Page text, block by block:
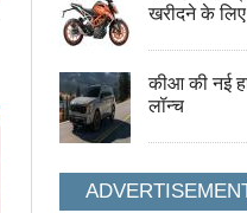
सुनील दत्त के कारण मिला बॉलीवुड
कॉमेडियन जॉनी लीवर
खरीदने के
कीआ की नई
लॉन्च